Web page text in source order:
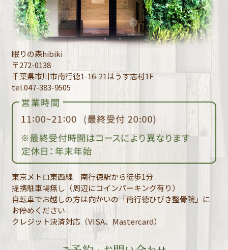
眠りの森hibiki
〒272-0138
千葉県市川市南行徳1-16-21はうす志村1F
tel.047-383-9505
東京メトロ東西線 南行徳駅から徒歩1分
提携駐車場無し（周辺にコインパーキング有り）
自転車でお越しの方は向かいの「南行徳ひびき整骨院」に
お停めください
クレジット決済対応（VISA、Mastercard）